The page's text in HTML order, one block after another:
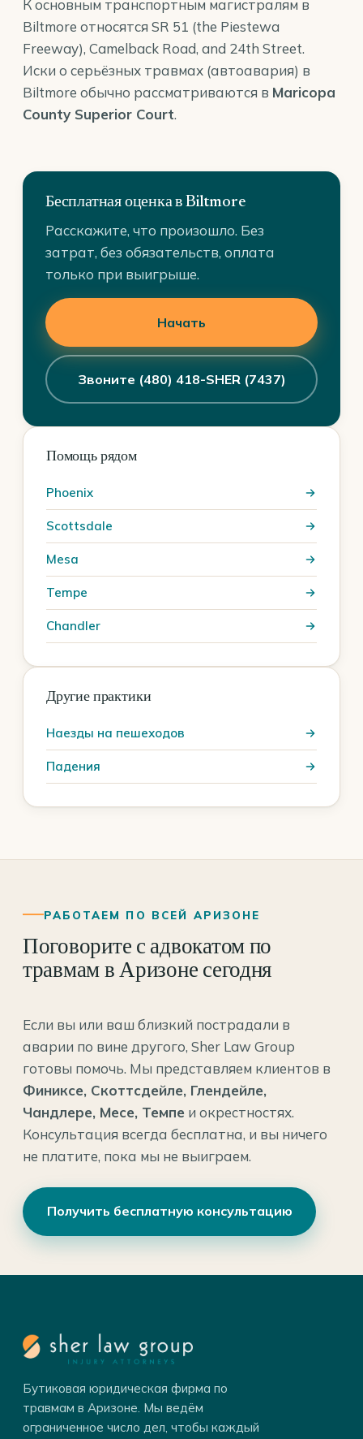
К основным транспортным магистралям в
Biltmore относятся SR 51 (the Piestewa
Freeway), Camelback Road, and 24th Street.
Иски о серьёзных травмах (автоавария) в
Biltmore обычно рассматриваются в Maricopa
County Superior Court.
Бесплатная оценка в Biltmore
Расскажите, что произошло. Без
затрат, без обязательств, оплата
только при выигрыше.
Начать
Звоните (480) 418-SHER (7437)
Помощь рядом
Phoenix
Scottsdale
Mesa
Tempe
Chandler
Другие практики
Наезды на пешеходов
Падения
РАБОТАЕМ ПО ВСЕЙ АРИЗОНЕ
Поговорите с адвокатом по
травмам в Аризоне сегодня
Если вы или ваш близкий пострадали в
аварии по вине другого, Sher Law Group
готовы помочь. Мы представляем клиентов в
Финиксе, Скоттсдейле, Глендейле,
Чандлере, Месе, Темпе и окрестностях.
Консультация всегда бесплатна, и вы ничего
не платите, пока мы не выиграем.
Получить бесплатную консультацию
Бутиковая юридическая фирма по
травмам в Аризоне. Мы ведём
ограниченное число дел, чтобы каждый